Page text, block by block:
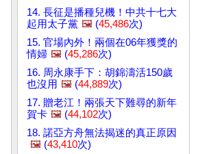
14. 長征是播種兒機！中共十七大
起用太子黨 🖼️ (45,486次)
15. 官場內外！兩個在06年獲獎的
情婦 🖼️ (45,286次)
16. 周永康手下：胡錦濤活150歲
也沒用 🖼️ (44,889次)
17. 贈老江！兩張天下難尋的新年
賀卡 🖼️ (44,102次)
18. 諾亞方舟無法揭迷的真正原因
🖼️ (43,410次)